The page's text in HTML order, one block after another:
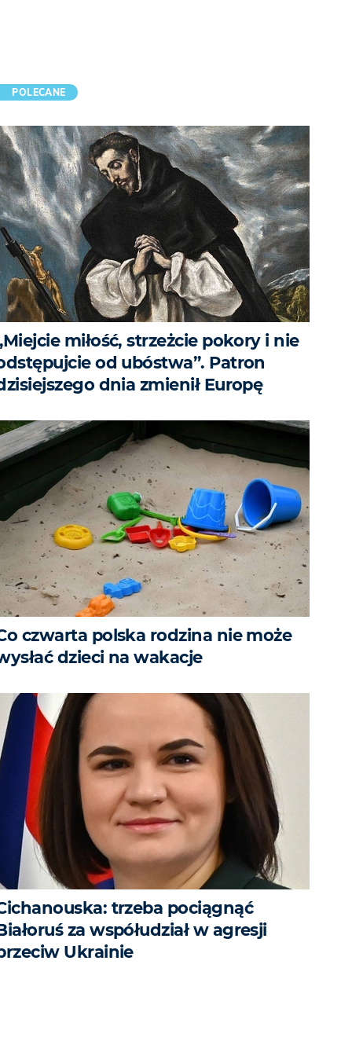
POLECANE
miłość, strzeżcie pokory i nie
od ubóstwa”. Patron
dnia zmienił Europę
czwarta polska rodzina nie może
dzieci na wakacje
trzeba pociągnąć
za współudział w agresji
Ukrainie